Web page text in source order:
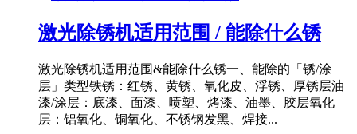
激光除锈机适用范围 / 能除什么锈
激光除锈机适用范围&能除什么锈一、能除的「锈/涂
层」类型铁锈：红锈、黄锈、氧化皮、浮锈、厚锈层油
漆/涂层：底漆、面漆、喷塑、烤漆、油墨、胶层氧化
层：铝氧化、铜氧化、不锈钢发黑、焊接...